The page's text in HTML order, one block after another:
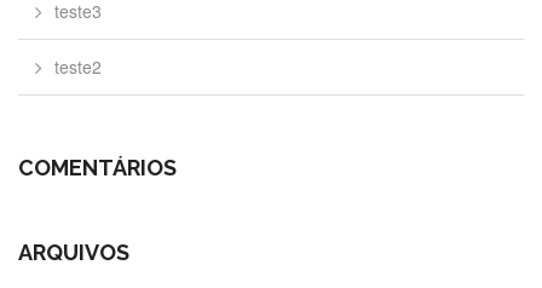
teste3
teste2
COMENTÁRIOS
ARQUIVOS